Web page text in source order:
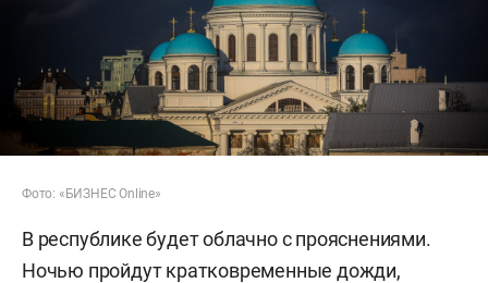
Фото: «БИЗНЕС Online»
В республике будет облачно с прояснениями.
Ночью пройдут кратковременные дожди,